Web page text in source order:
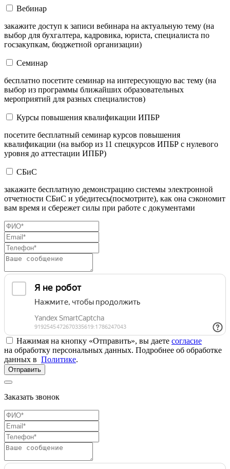
Вебинар
закажите доступ к записи вебинара на актуальную тему (на
выбор для бухгалтера, кадровика, юриста, специалиста по
госзакупкам, бюджетной организации)
Семинар
бесплатно посетите семинар на интересующую вас тему (на
выбор из программы ближайших образовательных
мероприятий для разных специалистов)
Курсы повышения квалификации ИПБР
посетите бесплатный семинар курсов повышения
квалификации (на выбор из 11 спецкурсов ИПБР с нулевого
уровня до аттестации ИПБР)
СБиС
закажите бесплатную демонстрацию системы электронной
отчетности СБиС и убедитесь(посмотрите), как она сэкономит
вам время и сбережет силы при работе с документами
Нажимая на кнопку «Отправить», вы даете согласие
на обработку персональных данных. Подробнее об обработке
данных в Политике.
Отправить
Заказать звонок